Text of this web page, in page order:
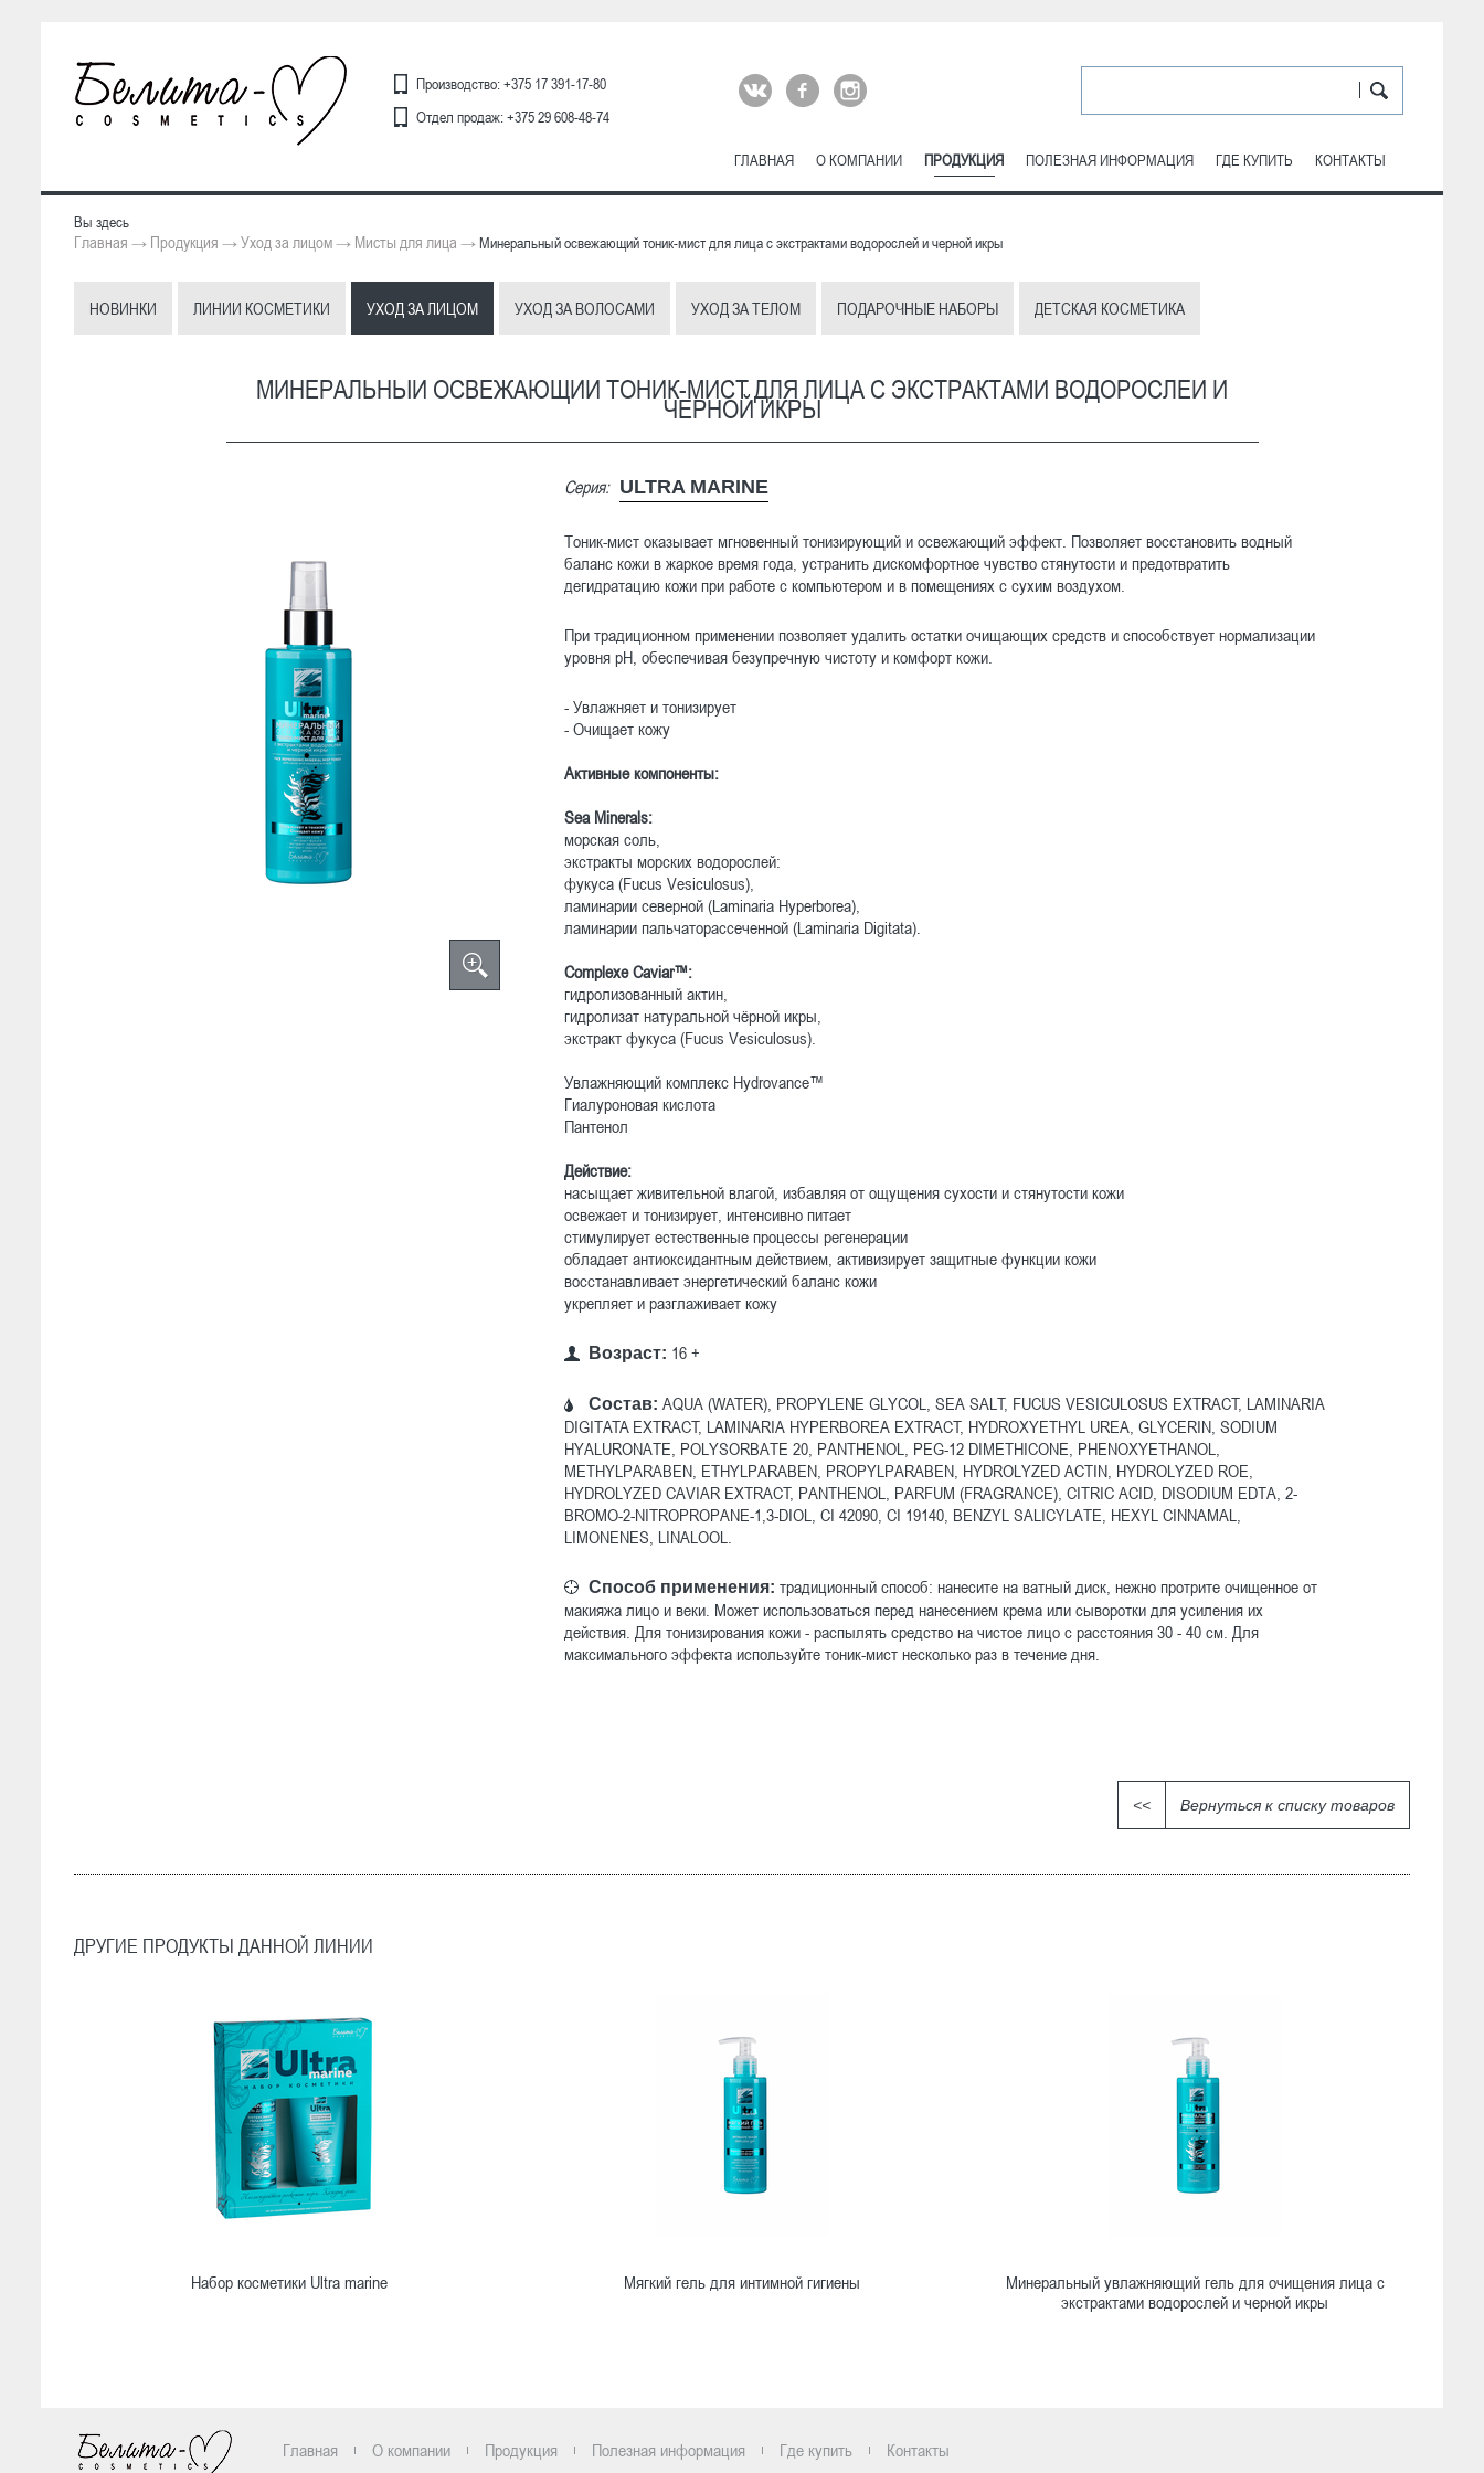
Производство: +375 17 391-17-80
Отдел продаж: +375 29 608-48-74
ГЛАВНАЯ О КОМПАНИИ ПРОДУКЦИЯ ПОЛЕЗНАЯ ИНФОРМАЦИЯ ГДЕ КУПИТЬ КОНТАКТЫ
Вы здесь
Главная → Продукция →Уход за лицом→ Мисты для лица →Минеральный освежающий тоник-мист для лица с экстрактами водорослей и черной икры
НОВИНКИ ЛИНИИ КОСМЕТИКИ УХОД ЗА ЛИЦОМ УХОД ЗА ВОЛОСАМИ УХОД ЗА ТЕЛОМ ПОДАРОЧНЫЕ НАБОРЫ ДЕТСКАЯ КОСМЕТИКА
МИНЕРАЛЬНЫЙ ОСВЕЖАЮЩИЙ ТОНИК-МИСТ ДЛЯ ЛИЦА С ЭКСТРАКТАМИ ВОДОРОСЛЕЙ И
ЧЕРНОЙ ИКРЫ
Серия: ULTRA MARINE
Тоник-мист оказывает мгновенный тонизирующий и освежающий эффект. Позволяет восстановить водный
баланс кожи в жаркое время года, устранить дискомфортное чувство стянутости и предотвратить
дегидратацию кожи при работе с компьютером и в помещениях с сухим воздухом.
При традиционном применении позволяет удалить остатки очищающих средств и способствует нормализации
уровня рН, обеспечивая безупречную чистоту и комфорт кожи.
- Увлажняет и тонизирует
- Очищает кожу
Активные компоненты:
Sea Minerals:
морская соль,
экстракты морских водорослей:
фукуса (Fucus Vesiculosus),
ламинарии северной (Laminaria Hyperborea),
ламинарии пальчаторассеченной (Laminaria Digitata).
Complexe Caviar™:
гидролизованный актин,
гидролизат натуральной чёрной икры,
экстракт фукуса (Fucus Vesiculosus).
Увлажняющий комплекс Hydrovance™
Гиалуроновая кислота
Пантенол
Действие:
насыщает живительной влагой, избавляя от ощущения сухости и стянутости кожи
освежает и тонизирует, интенсивно питает
стимулирует естественные процессы регенерации
обладает антиоксидантным действием, активизирует защитные функции кожи
восстанавливает энергетический баланс кожи
укрепляет и разглаживает кожу
Возраст: 16 +
Состав: AQUA (WATER), PROPYLENE GLYCOL, SEA SALT, FUCUS VESICULOSUS EXTRACT, LAMINARIA
DIGITATA EXTRACT, LAMINARIA HYPERBOREA EXTRACT, HYDROXYETHYL UREA, GLYCERIN, SODIUM
HYALURONATE, POLYSORBATE 20, PANTHENOL, PEG-12 DIMETHICONE, PHENOXYETHANOL,
METHYLPARABEN, ETHYLPARABEN, PROPYLPARABEN, HYDROLYZED ACTIN, HYDROLYZED ROE,
HYDROLYZED CAVIAR EXTRACT, PANTHENOL, PARFUM (FRAGRANCE), CITRIC ACID, DISODIUM EDTA, 2-
BROMO-2-NITROPROPANE-1,3-DIOL, CI 42090, CI 19140, BENZYL SALICYLATE, HEXYL CINNAMAL,
LIMONENES, LINALOOL.
Способ применения: традиционный способ: нанесите на ватный диск, нежно протрите очищенное от
макияжа лицо и веки. Может использоваться перед нанесением крема или сыворотки для усиления их
действия. Для тонизирования кожи - распылять средство на чистое лицо с расстояния 30 - 40 см. Для
максимального эффекта используйте тоник-мист несколько раз в течение дня.
<< Вернуться к списку товаров
ДРУГИЕ ПРОДУКТЫ ДАННОЙ ЛИНИИ
Набор косметики Ultra marine Мягкий гель для интимной гигиены
Минеральный увлажняющий гель для очищения лица с
экстрактами водорослей и черной икры
Главная О компании Продукция Полезная информация Где купить Контакты